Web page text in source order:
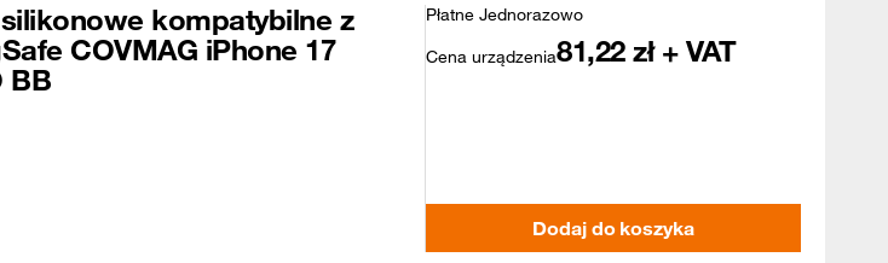
kompatybilne z
COVMAG iPhone 17
BB
Płatne Jednorazowo
Cena urządzenia81,22 zł + VAT
Dodaj do koszyka